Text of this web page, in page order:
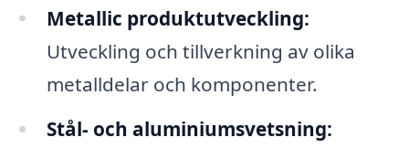
Metallic produktutveckling:
Utveckling och tillverkning av olika
metalldelar och komponenter.
Stål- och aluminiumsvetsning: